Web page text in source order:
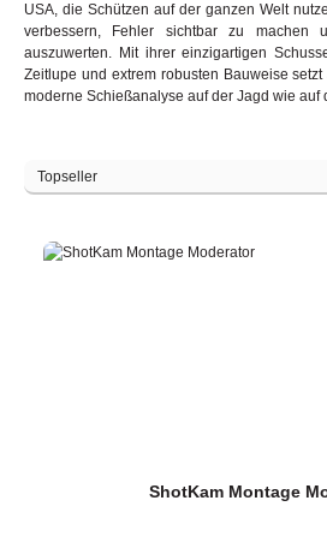
USA, die Schützen auf der ganzen Welt
verbessern, Fehler sichtbar zu machen
auszuwerten. Mit ihrer einzigartigen
Zeitlupe und extrem robusten Bauweise
moderne Schießanalyse auf der Jagd wie auf
ShotKam Montage